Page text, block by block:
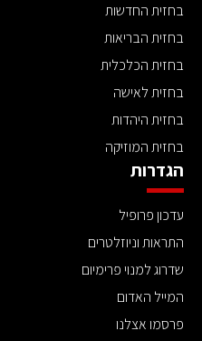
בחזית החדשות
בחזית הבריאות
בחזית הכלכלית
בחזית לאישה
בחזית היהדות
בחזית המוזיקה
הגדרות
עדכון פרופיל
התראות וניוזלטרים
שדרוג למנוי פרימיום
המייל האדום
פרסמו אצלנו